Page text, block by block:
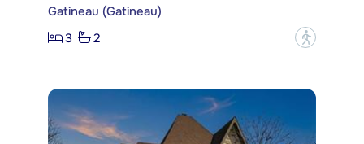
Gatineau (Gatineau)
3
2 ?